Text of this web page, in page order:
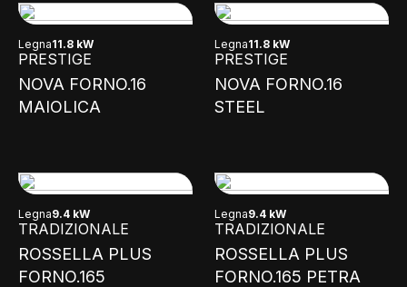
Legna11.8 kW
PRESTIGE
NOVA FORNO.16
MAIOLICA
Legna11.8 kW
PRESTIGE
NOVA FORNO.16
STEEL
Legna9.4 kW
TRADIZIONALE
ROSSELLA PLUS
FORNO.165
Legna9.4 kW
TRADIZIONALE
ROSSELLA PLUS
FORNO.165 PETRA